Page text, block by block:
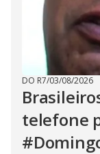
DO R7/03/08/2026
telefone